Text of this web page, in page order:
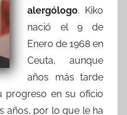
alergólogo. Kiko
nació el 9 de
Enero de 1968 en
Ceuta, aunque
años más tarde
progreso en su oficio
años, por lo que le ha